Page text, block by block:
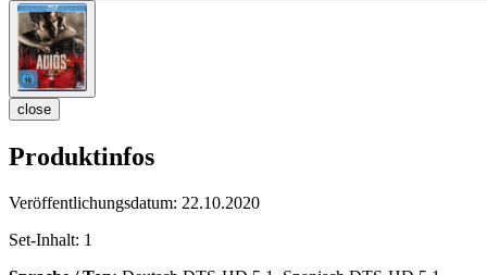
close
Produktinfos
Veröffentlichungsdatum: 22.10.2020
Set-Inhalt: 1